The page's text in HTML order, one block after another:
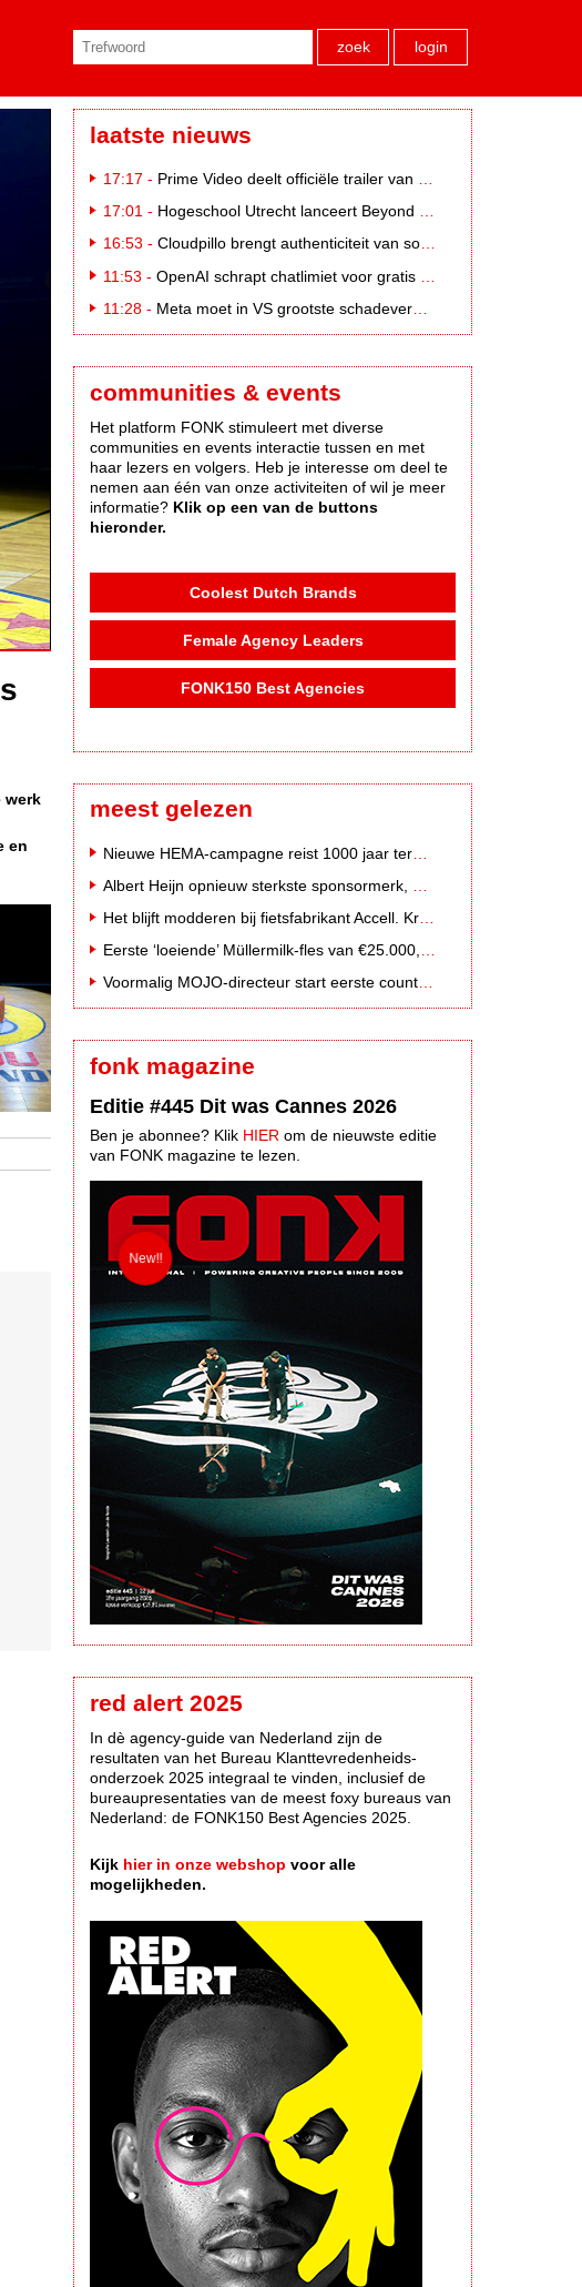
zoek login
werk
en
laatste nieuws
17:17 - Prime Video deelt officiële trailer van L*VE KLEINE
17:01 - Hogeschool Utrecht lanceert Beyond Campus binnen International Creative Business
16:53 - Cloudpillo brengt authenticiteit van social naar tv
11:53 - OpenAI schrapt chatlimiet voor gratis ChatGPT-gebruikers
11:28 - Meta moet in VS grootste schadevergoeding ooit betalen: 567 miljoen dollar
communities & events
Het platform FONK stimuleert met diverse
communities en events interactie tussen en met
haar lezers en volgers. Heb je interesse om deel te
nemen aan één van onze activiteiten of wil je meer
informatie? Klik op een van de buttons
hieronder.
Coolest Dutch Brands
Female Agency Leaders
FONK150 Best Agencies
meest gelezen
Voormalig MOJO-directeur start eerste country radiozender van Nederland
fonk magazine
Editie #445 Dit was Cannes 2026
Ben je abonnee? Klik HIER om de nieuwste editie
van FONK magazine te lezen.
red alert 2025
In dè agency-guide van Nederland zijn de
resultaten van het Bureau Klanttevredenheids-
onderzoek 2025 integraal te vinden, inclusief de
bureaupresentaties van de meest foxy bureaus van
Nederland: de FONK150 Best Agencies 2025.
Kijk hier in onze webshop voor alle
mogelijkheden.